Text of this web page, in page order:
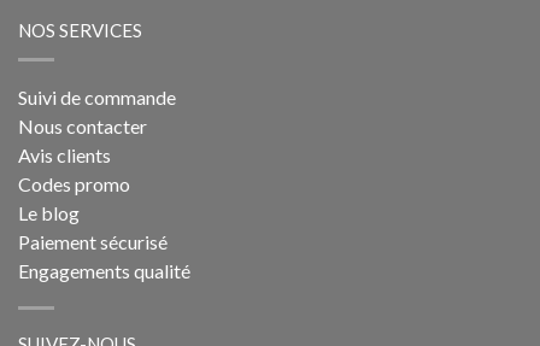
NOS SERVICES
Suivi de commande
Nous contacter
Avis clients
Codes promo
Le blog
Paiement sécurisé
Engagements qualité